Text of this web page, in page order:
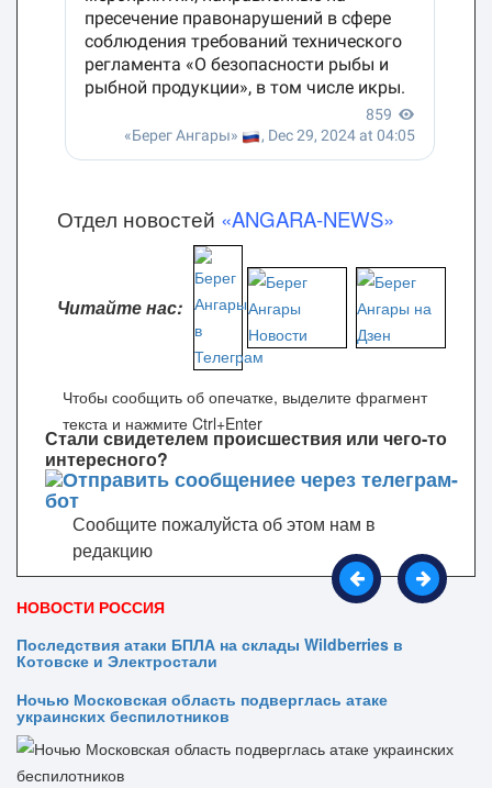
Отдел новостей «ANGARA-NEWS»
Читайте нас:
Стали свидетелем происшествия или чего-то
интересного?
Сообщите пожалуйста об этом нам в
редакцию
Чтобы сообщить об опечатке, выделите фрагмент
текста и нажмите Ctrl+Enter
НОВОСТИ РОССИЯ
Последствия атаки БПЛА на склады Wildberries в
Котовске и Электростали
Ночью Московская область подверглась атаке
украинских беспилотников